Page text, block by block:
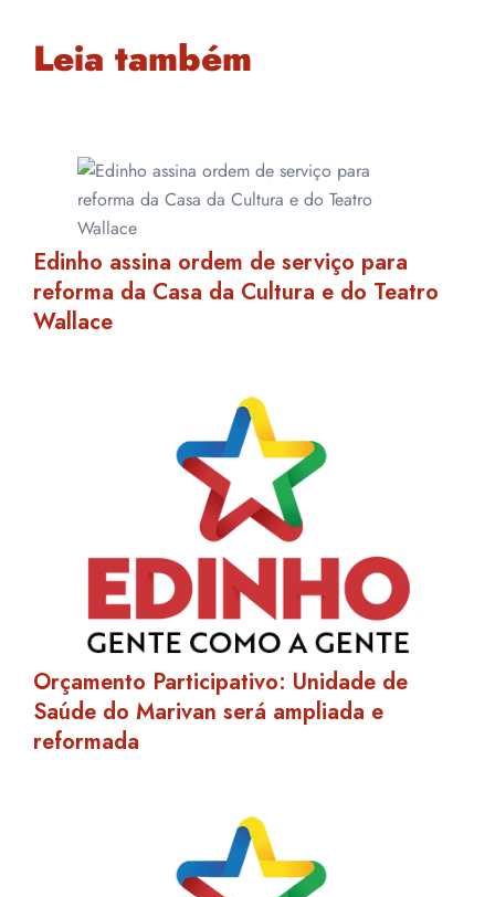
Leia também
Edinho assina ordem de serviço para
reforma da Casa da Cultura e do Teatro
Wallace
Orçamento Participativo: Unidade de
Saúde do Marivan será ampliada e
reformada